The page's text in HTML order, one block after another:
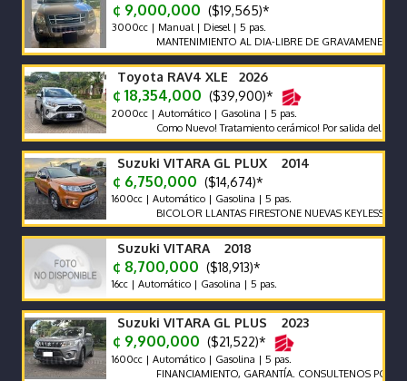
¢ 9,000,000 ($19,565)*
3000cc | Manual | Diesel | 5 pas.
MANTENIMIENTO AL DIA-LIBRE DE GRAVAMENES-
Toyota RAV4 XLE 2026
¢ 18,354,000 ($39,900)*
2000cc | Automático | Gasolina | 5 pas.
Como Nuevo! Tratamiento cerámico! Por salida del país no
Suzuki VITARA GL PLUX 2014
¢ 6,750,000 ($14,674)*
1600cc | Automático | Gasolina | 5 pas.
BICOLOR LLANTAS FIRESTONE NUEVAS KEYLESS
Suzuki VITARA 2018
¢ 8,700,000 ($18,913)*
16cc | Automático | Gasolina | 5 pas.
Suzuki VITARA GL PLUS 2023
¢ 9,900,000 ($21,522)*
1600cc | Automático | Gasolina | 5 pas.
FINANCIAMIENTO, GARANTÍA. CONSULTENOS POR